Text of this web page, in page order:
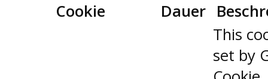
Cookie
Dauer
This
set by